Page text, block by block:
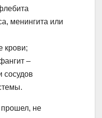
менингита или
крови;
–
сосудов
не